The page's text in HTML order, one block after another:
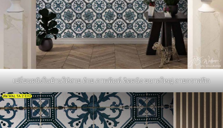
เปลี่ยนผนังในบ้านให้สวย ด้วย ภาพพิมพ์ ติดผนัง ขนาดใหญ่ ลายกราฟฟิก